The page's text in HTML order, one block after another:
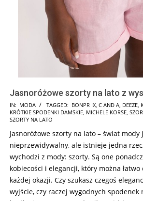
Jasnoróżowe szorty na lato z
2025-
05-
IN: MODA TAGGED: BONPR IX C AND A DEEZE
KRÓTKIE SPODENKI DAMSKIE MICHELE KORSE
SZORTY NA LATO
Jasnoróżowe szorty na lato – świat
nieprzewidywalny, ale istnieje jedna
wychodzi z mody: szorty. Są one
kobiecości i elegancji, który można
każdej okazji. Czy szukasz czegoś
wyjście, czy raczej wygodnych spodenek